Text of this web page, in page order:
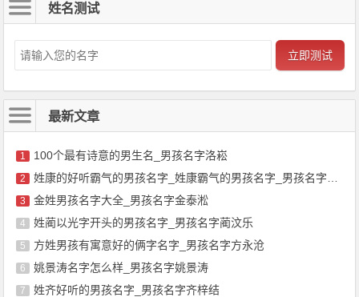
姓名测试
立即测试
最新文章
1 100个最有诗意的男生名_男孩名字洛崧
2 姓康的好听霸气的男孩名字_姓康霸气的男孩名字_男孩名字康泰逢
3 金姓男孩名字大全_男孩名字金泰淞
4 姓蔺以光字开头的男孩名字_男孩名字蔺汶乐
5 方姓男孩有寓意好的俩字名字_男孩名字方永沧
6 姚景涛名字怎么样_男孩名字姚景涛
7 姓齐好听的男孩名字_男孩名字齐梓结